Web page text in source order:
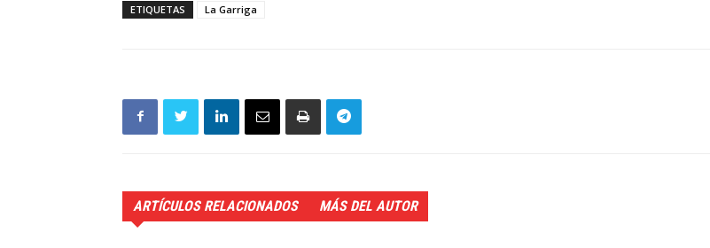
ETIQUETAS La Garriga
ARTÍCULOS RELACIONADOS MÁS DEL AUTOR